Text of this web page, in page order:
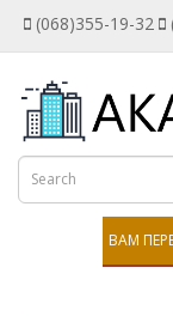
(068)355-19-32
ВАМ